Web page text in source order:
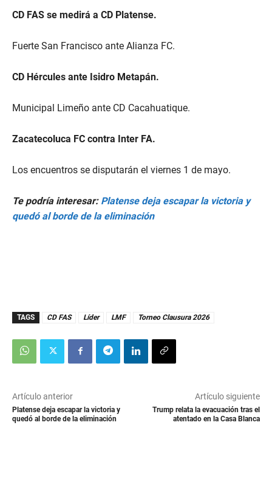
CD FAS se medirá a CD Platense.
Fuerte San Francisco ante Alianza FC.
CD Hércules ante Isidro Metapán.
Municipal Limeño ante CD Cacahuatique.
Zacatecoluca FC contra Inter FA.
Los encuentros se disputarán el viernes 1 de mayo.
Te podría interesar: Platense deja escapar la victoria y
quedó al borde de la eliminación
TAGS CD FAS Líder LMF Torneo Clausura 2026
Artículo anterior
Platense deja escapar la victoria y
quedó al borde de la eliminación
Artículo siguiente
Trump relata la evacuación tras el
atentado en la Casa Blanca